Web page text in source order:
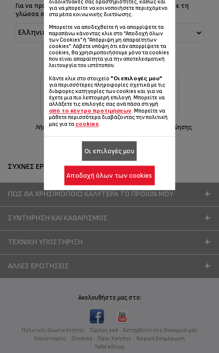
Για να προβάλετε τις Οδηγίες & το Εγχειρίδιο, επιλέξτε τη
γλώσσα σας:
Λήψη εγχειριδίου Πληροφορίες εγγύησης
ΣΥΧΝΈΣ ΕΡΩΤΉΣΕΙΣ
ΠΏΣ ΘΑ ΧΡΗΣΙΜΟΠΟΙΏ ΚΑΛΎΤΕΡΑ ΤΟ ΠΡΟΪΌΝ ΜΟΥ
ΣΥΝΤΉΡΗΣΗ ΚΑΙ ΚΑΘΑΡΙΣΜΌΣ
ΤΕΧΝΙΚΉ ΥΠΟΣΤΉΡΙΞΗ
ΆΛΛΕΣ ΕΡΩΤΉΣΕΙΣ
Ακολουθήστε μας στο:
Πολιτική ιδιωτικότητας Όμιλος seb
Ενταχθείτε στο δυναμικό μας
Καινοτομίες
Cookies Όροι Χρήσης
Νομική Ενημέρωση
Tefal eShop
διαδικτυακές σας δραστηριότητες, καθώς και
για να μπορείτε να κοινοποιήσετε περιεχόμενο
στα μέσα κοινωνικής δικτύωσης.
Μπορείτε να αποδεχθείτε ή να απορρίψετε τα
παραπάνω κάνοντας κλικ στο "Αποδοχή όλων
των Cookies" ή "Απόρριψη μη απαραίτητων
cookies". Λάβετε υπόψη ότι εάν απορρίψετε τα
cookies, θα χρησιμοποιήσουμε μόνο τα cookies
που είναι απαραίτητα για την αποτελεσματική
λειτουργία του ιστότοπου.
Κάντε κλικ στο στοιχείο "Οι επιλογές μου"
για περισσότερες πληροφορίες σχετικά με τις
διάφορες κατηγορίες των cookies και για να
έχετε μια πιο λεπτομερή επιλογή. Μπορείτε να
αλλάξετε τις επιλογές σας ανά πάσα στιγμή
από το κέντρο προτιμήσεων. Μπορείτε να
μάθετε περισσότερα διαβάζοντας την πολιτική
μας για τα cookies.
Οι επιλογές μου
Αποδοχή όλων των cookies